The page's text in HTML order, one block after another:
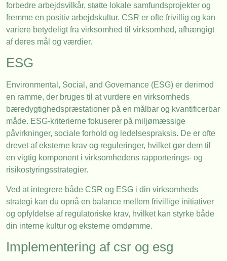
forbedre arbejdsvilkår, støtte lokale samfundsprojekter og
fremme en positiv arbejdskultur. CSR er ofte frivillig og kan
variere betydeligt fra virksomhed til virksomhed, afhængigt
af deres mål og værdier.
ESG
Environmental, Social, and Governance (ESG) er derimod
en ramme, der bruges til at vurdere en virksomheds
bæredygtighedspræstationer på en målbar og kvantificerbar
måde. ESG-kriterierne fokuserer på miljømæssige
påvirkninger, sociale forhold og ledelsespraksis. De er ofte
drevet af eksterne krav og reguleringer, hvilket gør dem til
en vigtig komponent i virksomhedens rapporterings- og
risikostyringsstrategier.
Ved at integrere både CSR og ESG i din virksomheds
strategi kan du opnå en balance mellem frivillige initiativer
og opfyldelse af regulatoriske krav, hvilket kan styrke både
din interne kultur og eksterne omdømme.
Implementering af csr og esg